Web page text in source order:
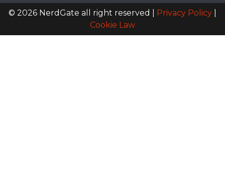
© 2026 NerdGate all right reserved | Privacy Policy
Cookie Law